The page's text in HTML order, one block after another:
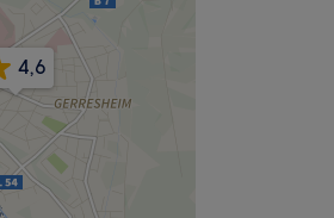
4,6